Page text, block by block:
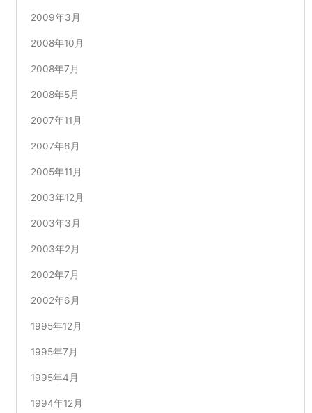
2009年3月
2008年10月
2008年7月
2008年5月
2007年11月
2007年6月
2005年11月
2003年12月
2003年3月
2003年2月
2002年7月
2002年6月
1995年12月
1995年7月
1995年4月
1994年12月